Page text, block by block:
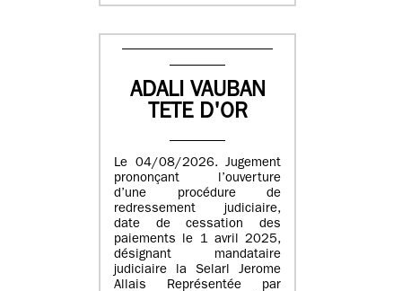
ADALI VAUBAN
TETE D'OR
Le 04/08/2026. Jugement
prononçant l’ouverture
d’une procédure de
redressement judiciaire,
date de cessation des
paiements le 1 avril 2025,
désignant mandataire
judiciaire la Selarl Jerome
Allais Représentée par